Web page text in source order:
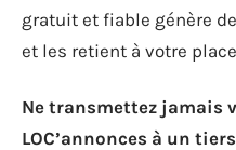
gratuit et fiable génère
et les retient à votre
Ne transmettez jamais
LOC’annonces à un tiers